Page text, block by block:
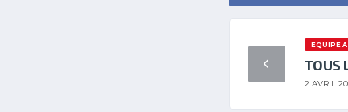
EQUIPE A
TOUS
2 AVRIL